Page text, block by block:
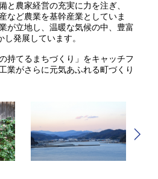
と農家経営の充実に力を注ぎ、
など農業を基幹産業としていま
が立地し、温暖な気候の中、豊富
発展しています。
持てるまちづくり」をキャッチフ
業がさらに元気あふれる町づくり